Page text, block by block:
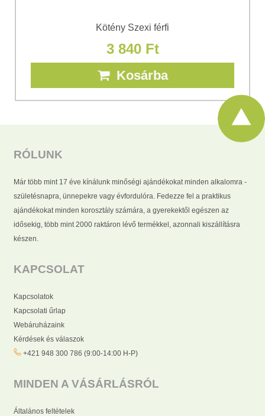
Kötény Szexi férfi
3 840 Ft
Kosárba
RÓLUNK
Már több mint 17 éve kínálunk minőségi ajándékokat minden alkalomra -
születésnapra, ünnepekre vagy évfordulóra. Fedezze fel a praktikus
ajándékokat minden korosztály számára, a gyerekektől egészen az
idősekig, több mint 2000 raktáron lévő termékkel, azonnali kiszállításra
készen.
KAPCSOLAT
Kapcsolatok
Kapcsolati űrlap
Webáruházaink
Kérdések és válaszok
+421 948 300 786 (9:00-14:00 H-P)
MINDEN A VÁSÁRLÁSRÓL
Általános feltételek